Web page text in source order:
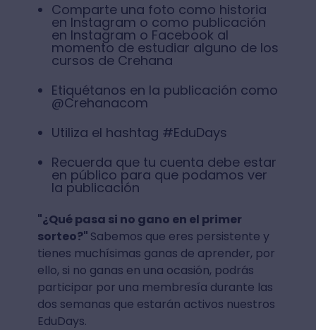
Comparte una foto como historia
en Instagram o como publicación
en Instagram o Facebook al
momento de estudiar alguno de los
cursos de Crehana
Etiquétanos en la publicación como
@Crehanacom
Utiliza el hashtag #EduDays
Recuerda que tu cuenta debe estar
en público para que podamos ver
la publicación
"¿Qué pasa si no gano en el primer
sorteo?" Sabemos que eres persistente y
tienes muchísimas ganas de aprender, por
ello, si no ganas en una ocasión, podrás
participar por una membresía durante las
dos semanas que estarán activos nuestros
EduDays.